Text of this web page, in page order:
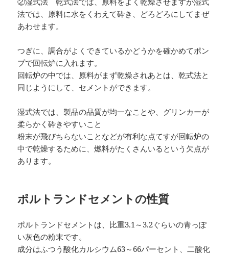
法では、原料に水をくわえて砕き、どろどろにしてまぜ
あわせます。
つぎに、調合がよくできているかどうかを確かめてポン
プで回転炉に入れます。
回転炉の中では、原料がまず乾燥されあとは、乾式法と
同じようにして、セメントができます。
湿式法では、製品の品質が均一なことや、グリンカーが
柔らかく砕きやすいこと
粉末が飛びちらないことなどが有利な点てすが回転炉の
中で乾燥するために、燃料がたくさんいるという欠点が
あります。
ポルトランドセメントの性質
ポルトランドセメントは、比重3.1～3.2ぐらいの青っぽ
い灰色の粉末です。
成分はふつう酸化カルシウム63～66パーセント、二酸化